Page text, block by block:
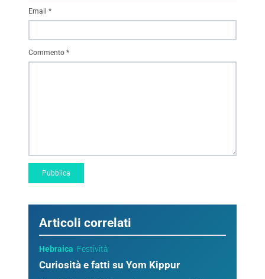
Articoli correlati
Hebraica Festività
Curiosità e fatti su Yom Kippur
Commento *
Email *